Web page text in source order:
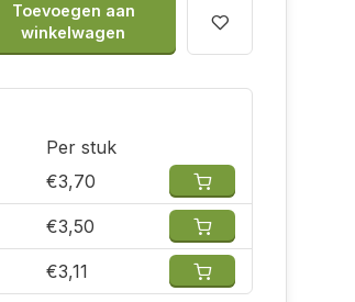
Toevoegen aan
winkelwagen
Per stuk
€3,70
€3,50
€3,11